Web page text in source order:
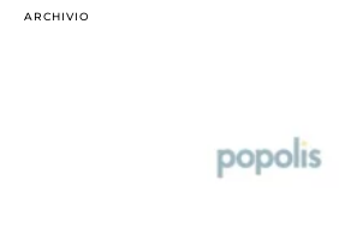
ARCHIVIO